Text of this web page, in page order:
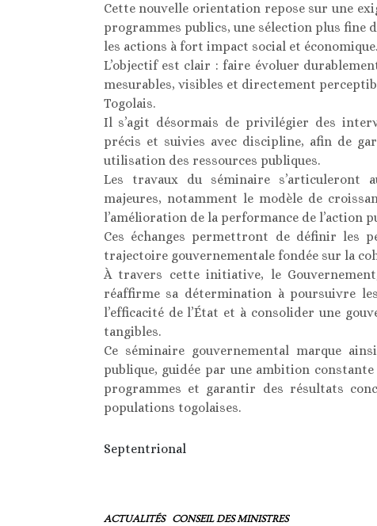
Cette nouvelle orientation repose sur une
programmes publics, une sélection plus fine
les actions à fort impact social et économique.
L’objectif est clair : faire évoluer
mesurables, visibles et directement
Togolais.
Il s’agit désormais de privilégier des
précis et suivies avec discipline, afin de
utilisation des ressources publiques.
Les travaux du séminaire s’articuleront
majeures, notamment le modèle de
l’amélioration de la performance de l’action
Ces échanges permettront de définir les
trajectoire gouvernementale fondée sur la
À travers cette initiative, le
réaffirme sa détermination à poursuivre
l’efficacité de l’État et à consolider une
tangibles.
Ce séminaire gouvernemental marque
publique, guidée par une ambition
programmes et garantir des résultats
populations togolaises.
Septentrional
ACTUALITÉS CONSEIL DES MINISTRES